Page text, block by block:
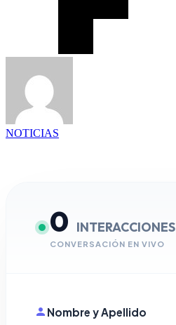
NOTICIAS
0 INTERACCIONES
CONVERSACIÓN EN VIVO
Nombre y Apellido